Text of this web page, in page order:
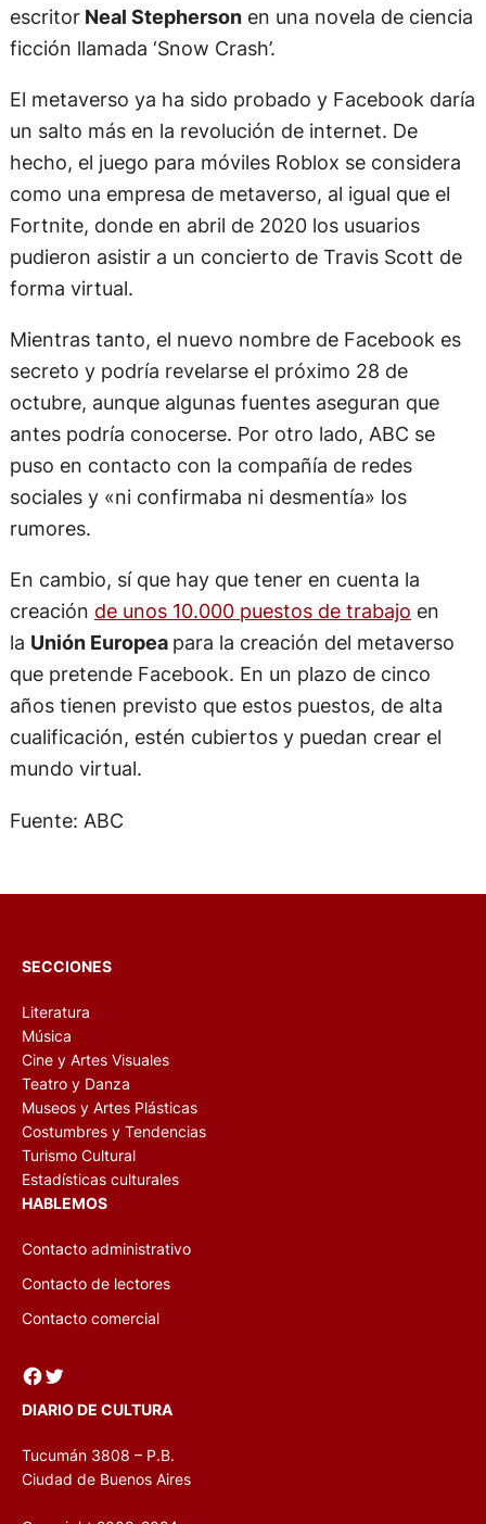
escritorNeal Stephersonen una novela de ciencia
ficción llamada ‘Snow Crash’.
El metaverso ya ha sido probado y Facebook daría
un salto más en la revolución de internet. De
hecho, el juego para móviles Roblox se considera
como una empresa de metaverso, al igual que el
Fortnite, donde en abril de 2020 los usuarios
pudieron asistir a un concierto de Travis Scott de
forma virtual.
Mientras tanto, el nuevo nombre de Facebook es
secreto y podría revelarse el próximo 28 de
octubre, aunque algunas fuentes aseguran que
antes podría conocerse. Por otro lado, ABC se
puso en contacto con la compañía de redes
sociales y «ni confirmaba ni desmentía» los
rumores.
En cambio, sí que hay que tener en cuenta la
creación de unos 10.000 puestos de trabajo en
la Unión Europea para la creación del metaverso
que pretende Facebook. En un plazo de cinco
años tienen previsto que estos puestos, de alta
cualificación, estén cubiertos y puedan crear el
mundo virtual.
Fuente: ABC
SECCIONES
Literatura
Música
Cine y Artes Visuales
Teatro y Danza
Museos y Artes Plásticas
Costumbres y Tendencias
Turismo Cultural
Estadísticas culturales
HABLEMOS
Contacto administrativo
Contacto de lectores
Contacto comercial
Facebook Twitter
DIARIO DE CULTURA
Tucumán 3808 – P.B.
Ciudad de Buenos Aires